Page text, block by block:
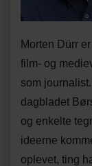
Morten Dürr
film- og
som
dagbladet
og enkelte
ideerne
oplevet, ting